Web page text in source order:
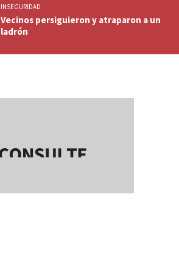
INSEGURIDAD
Vecinos persiguieron y atraparon a un
ladrón